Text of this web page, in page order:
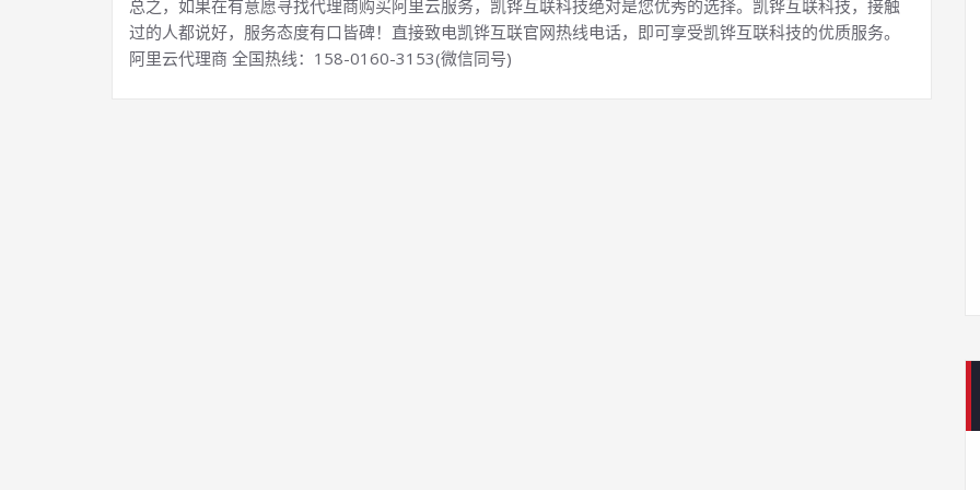
总之，如果在有意愿寻找代理商购买阿里云服务，凯铧互联科技绝对是您优秀的选择。凯铧互联科技，接触
过的人都说好，服务态度有口皆碑！直接致电凯铧互联官网热线电话，即可享受凯铧互联科技的优质服务。
阿里云代理商 全国热线：158-0160-3153(微信同号)